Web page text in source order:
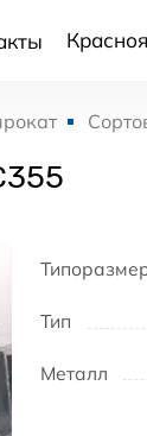
Тип
Металл